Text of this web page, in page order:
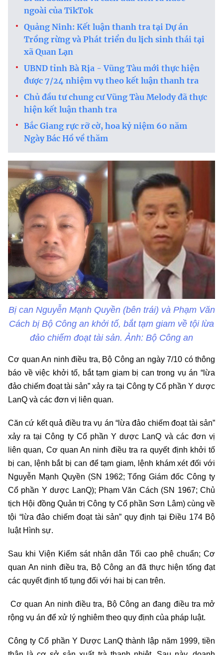
ngoài của TikTok
Quảng Ninh: Kết luận thanh tra tại Dự án
Trồng rừng và Phát triển du lịch sinh thái tại
xã Quan Lạn
UBND tỉnh Bà Rịa - Vũng Tàu mới thực hiện
được 7/24 nhiệm vụ theo kết luận thanh tra
Chủ đầu tư chung cư Vũng Tàu Melody đã thực
hiện kết luận thanh tra
Bắc Giang rực rỡ cờ, hoa kỷ niệm 60 năm
Ngày Bác Hồ về thăm
Bị can Nguyễn Mạnh Quyền (bên trái) và Phạm Văn
Cách bị Bộ Công an khởi tố, bắt tạm giam về tội lừa
đảo chiếm đoạt tài sản. Ảnh: Bộ Công an
Cơ quan An ninh điều tra, Bộ Công an ngày 7/10 có thông
báo về việc khởi tố, bắt tạm giam bị can trong vụ án “lừa
đảo chiếm đoạt tài sản” xảy ra tại Công ty Cổ phần Y dược
LanQ và các đơn vị liên quan.
Căn cứ kết quả điều tra vụ án “lừa đảo chiếm đoạt tài sản”
xảy ra tại Công ty Cổ phần Y dược LanQ và các đơn vị
liên quan, Cơ quan An ninh điều tra ra quyết định khởi tố
bị can, lệnh bắt bị can để tạm giam, lệnh khám xét đối với
Nguyễn Mạnh Quyền (SN 1962; Tổng Giám đốc Công ty
Cổ phần Y dược LanQ); Phạm Văn Cách (SN 1967; Chủ
tịch Hội đồng Quản trị Công ty Cổ phần Sơn Lâm) cùng về
tội “lừa đảo chiếm đoạt tài sản” quy định tại Điều 174 Bộ
luật Hình sự.
Sau khi Viện Kiểm sát nhân dân Tối cao phê chuẩn; Cơ
quan An ninh điều tra, Bộ Công an đã thực hiện tống đạt
các quyết định tố tụng đối với hai bị can trên.
Cơ quan An ninh điều tra, Bộ Công an đang điều tra mở
rộng vụ án để xử lý nghiêm theo quy định của pháp luật.
Công ty Cổ phần Y Dược LanQ thành lập năm 1999, tiền